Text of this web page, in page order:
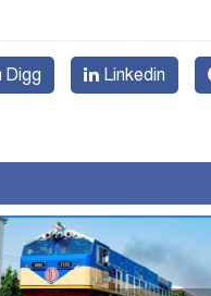
Digg Linkedin